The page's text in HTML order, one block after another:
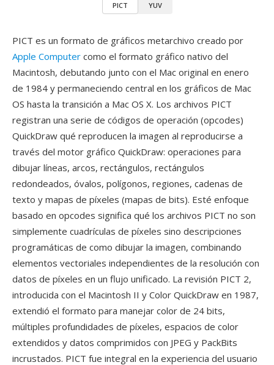
PICT YUV
PICT es un formato de gráficos metarchivo creado por
Apple Computer como el formato gráfico nativo del
Macintosh, debutando junto con el Mac original en enero
de 1984 y permaneciendo central en los gráficos de Mac
OS hasta la transición a Mac OS X. Los archivos PICT
registran una serie de códigos de operación (opcodes)
QuickDraw qué reproducen la imagen al reproducirse a
través del motor gráfico QuickDraw: operaciones para
dibujar líneas, arcos, rectángulos, rectángulos
redondeados, óvalos, polígonos, regiones, cadenas de
texto y mapas de píxeles (mapas de bits). Esté enfoque
basado en opcodes significa qué los archivos PICT no son
simplemente cuadrículas de píxeles sino descripciones
programáticas de como dibujar la imagen, combinando
elementos vectoriales independientes de la resolución con
datos de píxeles en un flujo unificado. La revisión PICT 2,
introducida con el Macintosh II y Color QuickDraw en 1987,
extendió el formato para manejar color de 24 bits,
múltiples profundidades de píxeles, espacios de color
extendidos y datos comprimidos con JPEG y PackBits
incrustados. PICT fue integral en la experiencia del usuario